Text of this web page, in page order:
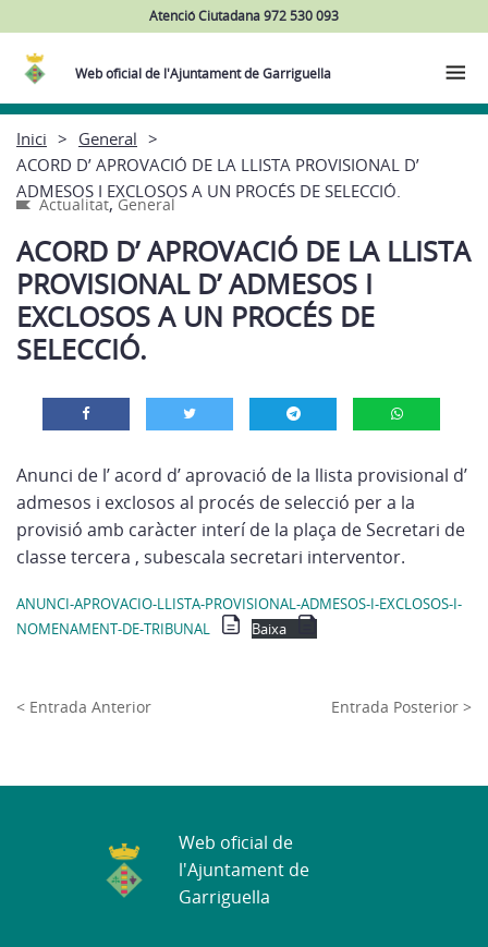
Atenció Ciutadana 972 530 093
Web oficial de l'Ajuntament de Garriguella
Inici
General
ACORD D’ APROVACIÓ DE LA LLISTA PROVISIONAL D’
ADMESOS I EXCLOSOS A UN PROCÉS DE SELECCIÓ.
Actualitat,General
ACORD D’ APROVACIÓ DE LA LLISTA
PROVISIONAL D’ ADMESOS I
EXCLOSOS A UN PROCÉS DE
SELECCIÓ.
Anunci de l’ acord d’ aprovació de la llista provisional d’
admesos i exclosos al procés de selecció per a la
provisió amb caràcter interí de la plaça de Secretari de
classe tercera , subescala secretari interventor.
ANUNCI-APROVACIO-LLISTA-PROVISIONAL-ADMESOS-I-EXCLOSOS-I-
NOMENAMENT-DE-TRIBUNAL
Baixa
< Entrada Anterior Entrada Posterior >
Web oficial de
l'Ajuntament de
Garriguella